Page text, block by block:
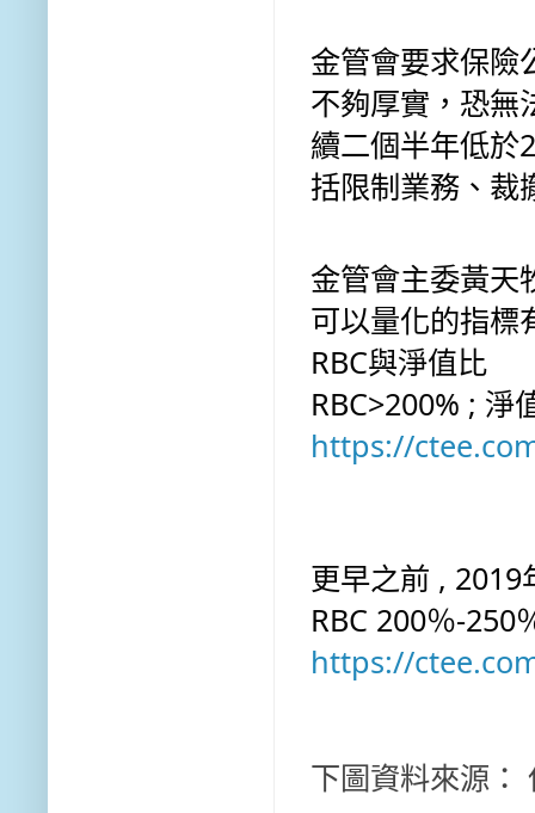
金管會要求保險
不夠厚實，恐無
續二個半年低於
括限制業務、裁
金管會主委黃天
可以量化的指標
RBC與淨值比
RBC>200% ; 淨
https://
更早之前 , 2019
RBC 200％-
https://
下圖資料來源：